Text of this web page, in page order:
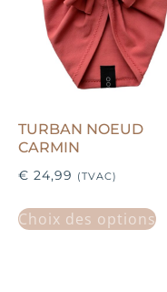
TURBAN NOEUD
CARMIN
€ 24,99 (TVAC)
Choix des options